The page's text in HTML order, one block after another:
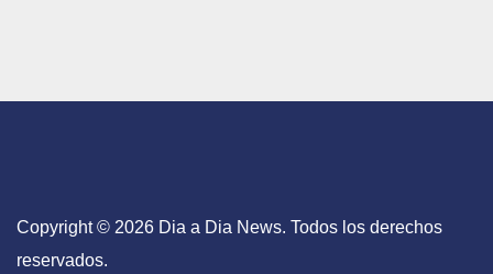
Copyright © 2026 Dia a Dia News. Todos los derechos
reservados.